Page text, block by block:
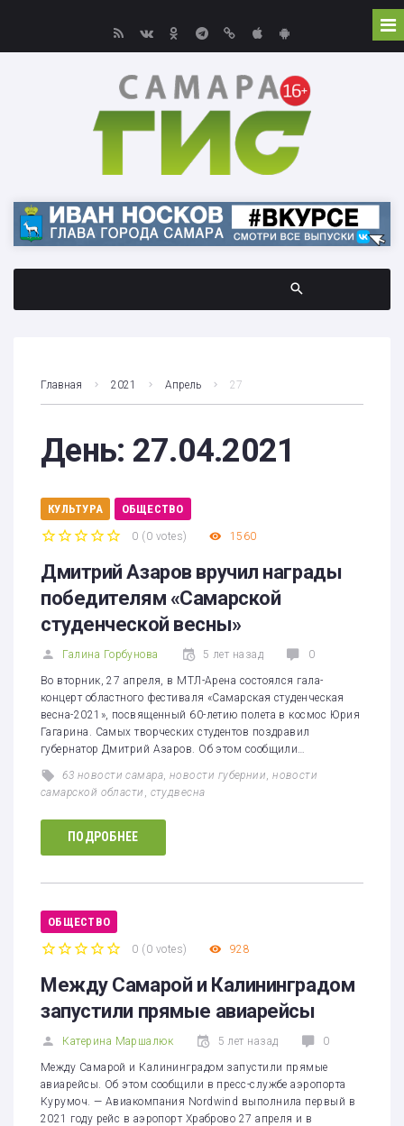
Главная 2021 Апрель 27
День: 27.04.2021
КУЛЬТУРА ОБЩЕСТВО
0 (0 votes) 1560
Дмитрий Азаров вручил награды
победителям «Самарской
студенческой весны»
Галина Горбунова 5 лет назад 0
Во вторник, 27 апреля, в МТЛ-Арена состоялся гала-
концерт областного фестиваля «Самарская студенческая
весна-2021», посвященный 60-летию полета в космос Юрия
Гагарина. Самых творческих студентов поздравил
губернатор Дмитрий Азаров. Об этом сообщили…
63 новости самара ,новости губернии ,новости
самарской области
студвесна
ПОДРОБНЕЕ
ОБЩЕСТВО
0 (0 votes) 928
Между Самарой и Калининградом
запустили прямые авиарейсы
Катерина Маршалюк 5 лет назад 0
Между Самарой и Калининградом запустили прямые
авиарейсы. Об этом сообщили в пресс-службе аэропорта
Курумоч. — Авиакомпания Nordwind выполнила первый в
2021 году рейс в аэропорт Храброво 27 апреля и в